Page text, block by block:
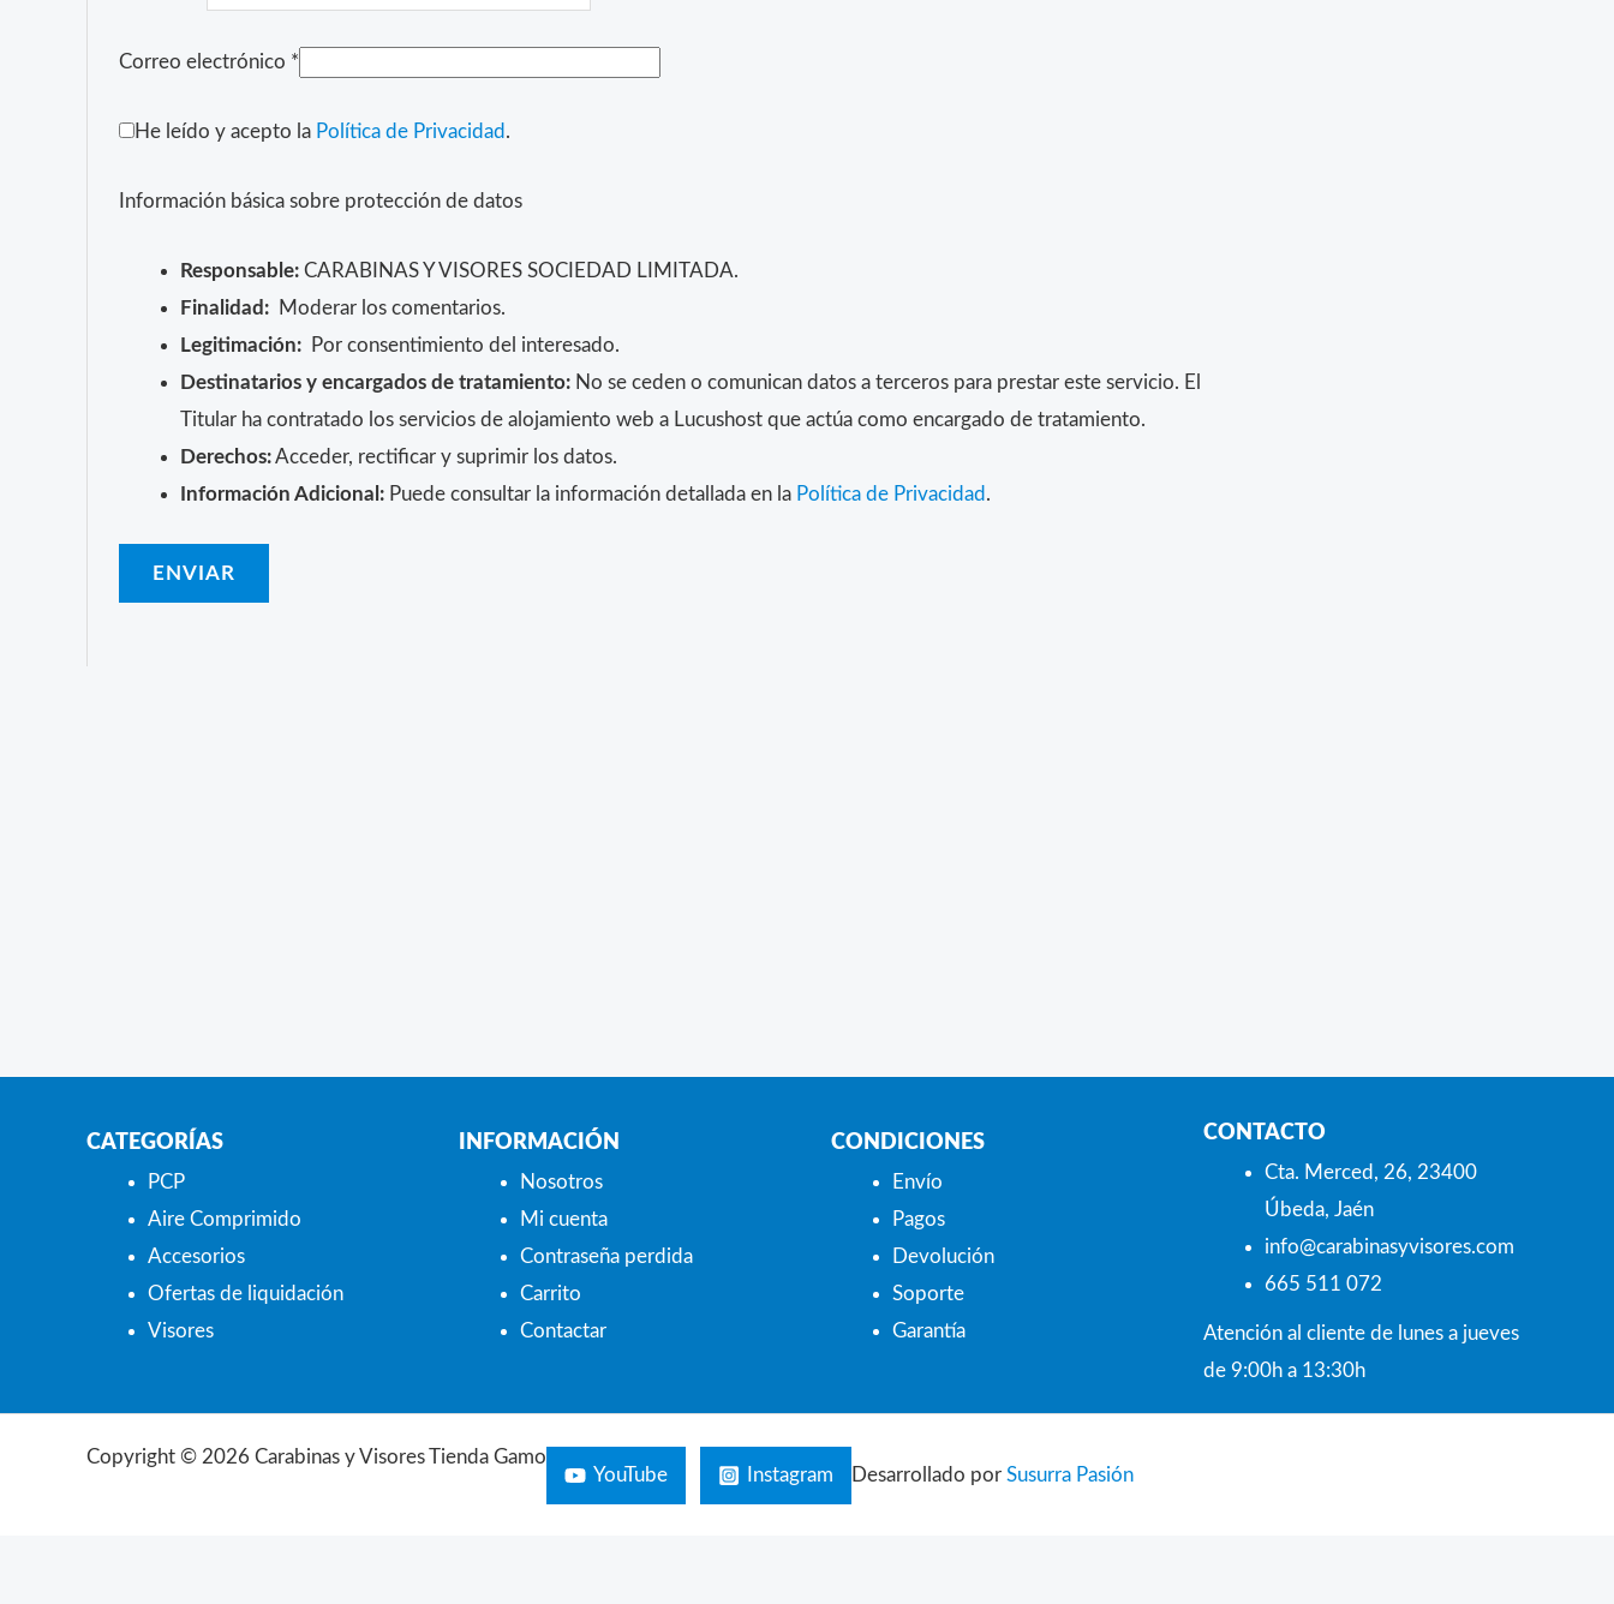
Correo electrónico *
He leído y acepto la Política de Privacidad .
Información básica sobre protección de datos
Responsable:CARABINAS Y VISORES SOCIEDAD LIMITADA.
Finalidad:Moderar los comentarios.
Legitimación:Por consentimiento del interesado.
Destinatarios y encargados de tratamiento:No se ceden o comunican datos a terceros para prestar este servicio. El
Titular ha contratado los servicios de alojamiento web a Lucushost que actúa como encargado de tratamiento.
Derechos:Acceder, rectificar y suprimir los datos.
Información Adicional:Puede consultar la información detallada en la Política de Privacidad .
CATEGORÍAS
PCP
Aire Comprimido
Accesorios
Ofertas de liquidación
Visores
INFORMACIÓN
Nosotros
Mi cuenta
Contraseña perdida
Carrito
Contactar
CONDICIONES
Envío
Pagos
Devolución
Soporte
Garantía
CONTACTO
Cta. Merced, 26, 23400
Úbeda, Jaén
info@carabinasyvisores.com
665 511 072
Atención al cliente de lunes a jueves
de 9:00h a 13:30h
Copyright © 2026 Carabinas y Visores Tienda Gamo
YouTube
Instagram Desarrollado por Susurra Pasión